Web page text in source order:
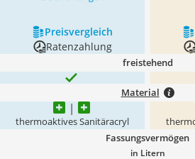
Preis­vergleich
Ratenzahlung
freistehend
Material
thermoaktives Sanitäracryl
Fassungsvermögen
in Litern